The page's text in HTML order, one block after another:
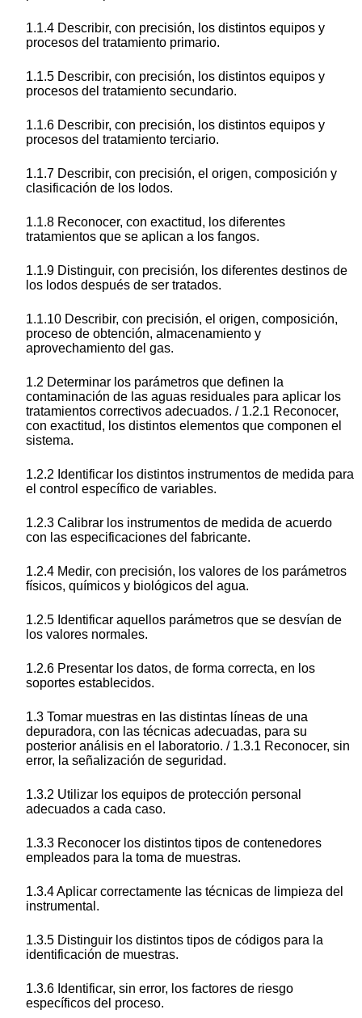
1.1.4 Describir, con precisión, los distintos equipos y
procesos del tratamiento primario.
1.1.5 Describir, con precisión, los distintos equipos y
procesos del tratamiento secundario.
1.1.6 Describir, con precisión, los distintos equipos y
procesos del tratamiento terciario.
1.1.7 Describir, con precisión, el origen, composición y
clasificación de los lodos.
1.1.8 Reconocer, con exactitud, los diferentes
tratamientos que se aplican a los fangos.
1.1.9 Distinguir, con precisión, los diferentes destinos de
los lodos después de ser tratados.
1.1.10 Describir, con precisión, el origen, composición,
proceso de obtención, almacenamiento y
aprovechamiento del gas.
1.2 Determinar los parámetros que definen la
contaminación de las aguas residuales para aplicar los
tratamientos correctivos adecuados. / 1.2.1 Reconocer,
con exactitud, los distintos elementos que componen el
sistema.
1.2.2 Identificar los distintos instrumentos de medida para
el control específico de variables.
1.2.3 Calibrar los instrumentos de medida de acuerdo
con las especificaciones del fabricante.
1.2.4 Medir, con precisión, los valores de los parámetros
físicos, químicos y biológicos del agua.
1.2.5 Identificar aquellos parámetros que se desvían de
los valores normales.
1.2.6 Presentar los datos, de forma correcta, en los
soportes establecidos.
1.3 Tomar muestras en las distintas líneas de una
depuradora, con las técnicas adecuadas, para su
posterior análisis en el laboratorio. / 1.3.1 Reconocer, sin
error, la señalización de seguridad.
1.3.2 Utilizar los equipos de protección personal
adecuados a cada caso.
1.3.3 Reconocer los distintos tipos de contenedores
empleados para la toma de muestras.
1.3.4 Aplicar correctamente las técnicas de limpieza del
instrumental.
1.3.5 Distinguir los distintos tipos de códigos para la
identificación de muestras.
1.3.6 Identificar, sin error, los factores de riesgo
específicos del proceso.